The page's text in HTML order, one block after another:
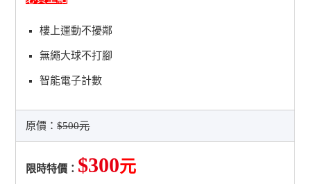
樓上運動不擾鄰
無繩大球不打腳
智能電子計數
原價：$500元
限時特價： $300元